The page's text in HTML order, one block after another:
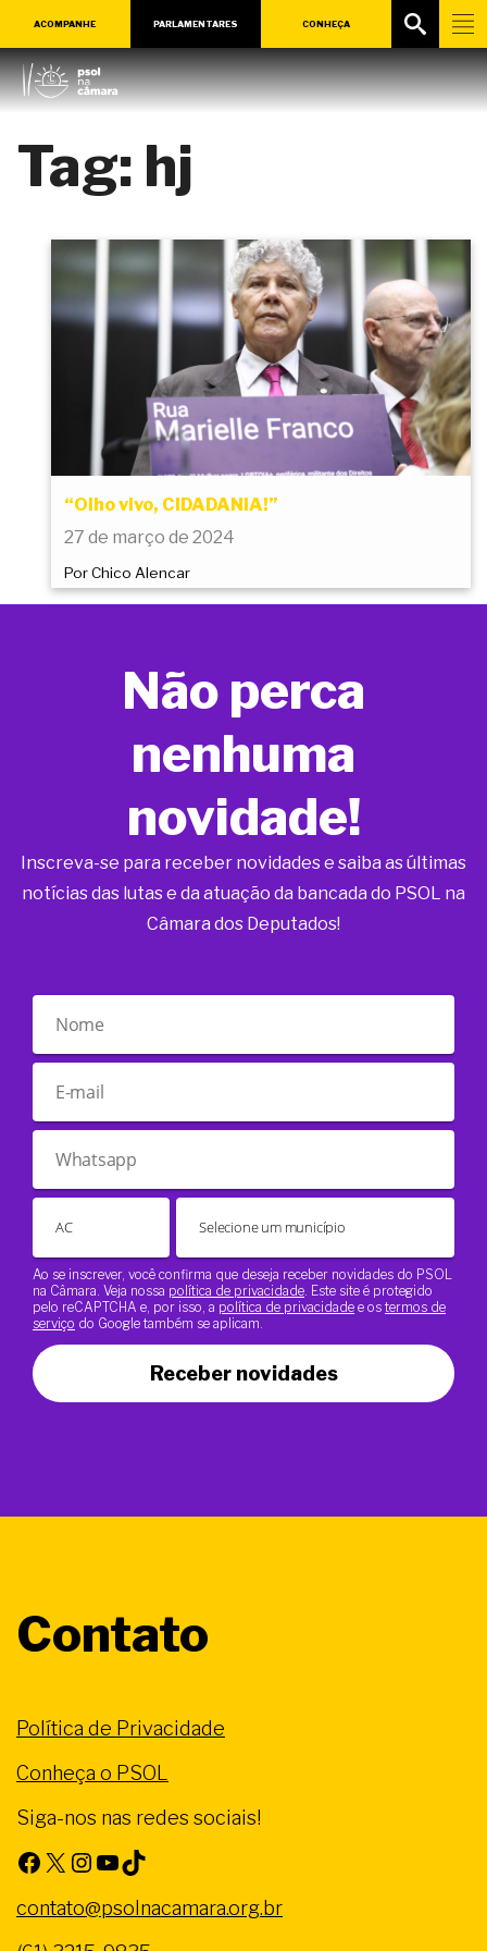
ACOMPANHE PARLAMENTARES CONHEÇA
Tag: hj
“Olho vivo, CIDADANIA!”
27 de março de 2024
Por Chico Alencar
Não perca
nenhuma
novidade!
Inscreva-se para receber novidades e saiba as últimas
notícias das lutas e da atuação da bancada do PSOL na
Câmara dos Deputados!
Ao se inscrever, você confirma que deseja receber novidades do PSOL
na Câmara. Veja nossa política de privacidade . Este site é protegido
pelo reCAPTCHA e, por isso, a política de privacidade e os termos de
serviço do Google também se aplicam.
Receber novidades
Contato
Política de Privacidade
Conheça o PSOL
Siga-nos nas redes sociais!
Facebook X Instagram Youtube TikTok
contato@psolnacamara.org.br